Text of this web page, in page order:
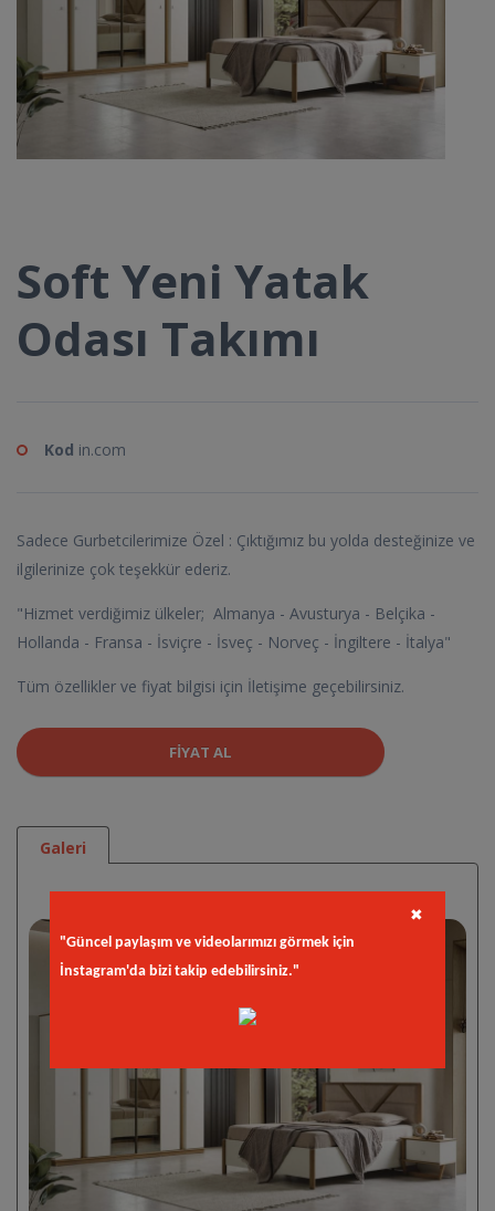
Soft Yeni Yatak
Odası Takımı
Kod in.com
Sadece Gurbetcilerimize Özel : Çıktığımız bu yolda desteğinize ve
ilgilerinize çok teşekkür ederiz.
"Hizmet verdiğimiz ülkeler; Almanya - Avusturya - Belçika -
Hollanda - Fransa - İsviçre - İsveç - Norveç - İngiltere - İtalya"
Tüm özellikler ve fiyat bilgisi için İletişime geçebilirsiniz.
FIYAT AL
Galeri
"Güncel paylaşım ve videolarımızı görmek için
İnstagram'da bizi takip edebilirsiniz."
✖